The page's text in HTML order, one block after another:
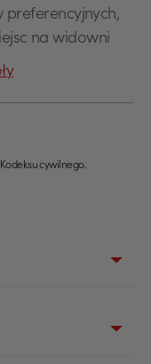
preferencyjnych,
na widowni
cywilnego.